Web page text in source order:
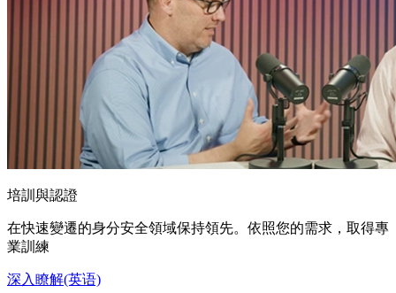
培訓與認證
在快速變遷的身分安全領域保持領先。依照您的需求，取得專
業訓練
深入瞭解(英语)